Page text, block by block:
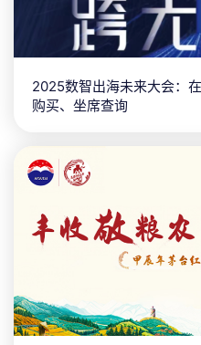
2025世界电信日：支持报
维码签到
2025数智出海未来大会：
购买、坐席查询